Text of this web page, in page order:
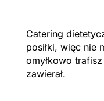
Catering
posiłki, więc nie
omyłkowo
zawierał.